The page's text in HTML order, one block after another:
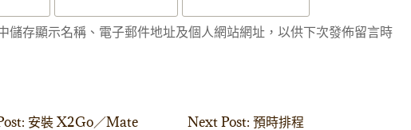
儲存顯示名稱、電子郵件地址及個人網站網址，以供下次發佈留言時
安裝 X2Go／Mate Next Post: 預時排程